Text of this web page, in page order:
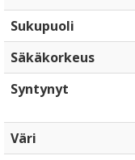
Sukupuoli
Säkäkorkeus
Syntynyt
Väri